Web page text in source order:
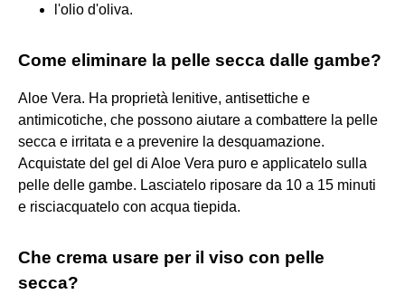
l'olio d'oliva.
Come eliminare la pelle secca dalle gambe?
Aloe Vera. Ha proprietà lenitive, antisettiche e
antimicotiche, che possono aiutare a combattere la pelle
secca e irritata e a prevenire la desquamazione.
Acquistate del gel di Aloe Vera puro e applicatelo sulla
pelle delle gambe. Lasciatelo riposare da 10 a 15 minuti
e risciacquatelo con acqua tiepida.
Che crema usare per il viso con pelle
secca?